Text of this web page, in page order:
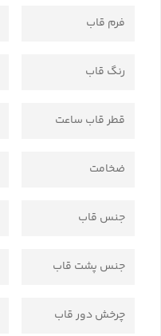
فرم قاب
رنگ قاب
قطر قاب ساعت
ضخامت
جنس قاب
جنس پشت قاب
چرخش دور قاب